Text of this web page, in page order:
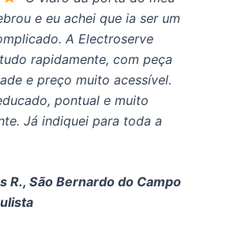
e eu achei que ia ser um
A Electroserve
rapidamente, com peça
e preço muito acessível.
pontual e muito
Já indiquei para toda a
R., São Bernardo do Campo